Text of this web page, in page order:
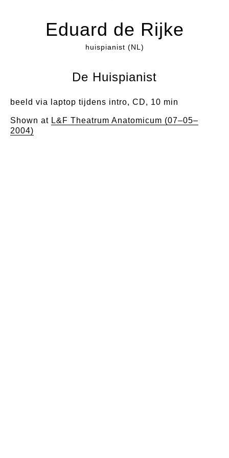
Eduard de Rijke
huispianist (NL)
De Huispianist
beeld via laptop tijdens intro, CD, 10 min
Shown at L&F Theatrum Anatomicum (07–05–
2004)